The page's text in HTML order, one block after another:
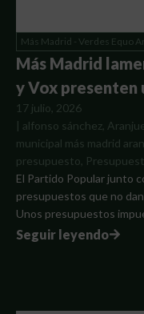
Más Madrid - Verdes Equo
Más Madrid
y Vox presenten
17 julio, 2026
| alfonso sánchez
municipal más madrid
presupuesto
El Partido Popular junto
presupuestos que no
Unos presupuestos
Seguir leyendo